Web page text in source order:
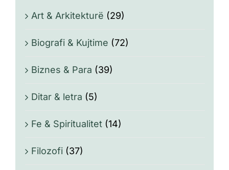
Art & Arkitekturë (29)
Biografi & Kujtime (72)
Biznes & Para (39)
Ditar & letra (5)
Fe & Spiritualitet (14)
Filozofi (37)